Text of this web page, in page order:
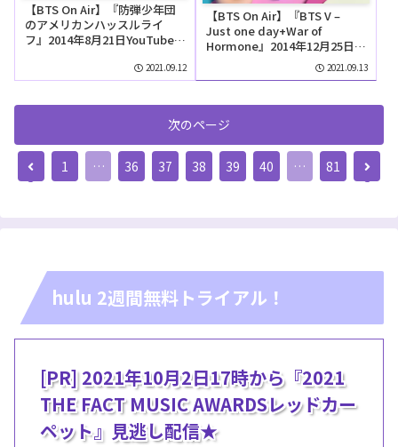
【BTS On Air】『防弾少年団
のアメリカンハッスルライ
フ』2014年8月21日YouTubeに
2021.09.12
【BTS On Air】『BTS V –
Just one day+War of
Hormone』2014年12月25日
YouTubeに公開された【動
画】
2021.09.13
次のページ
前
1 … 36 37 38 39 40 … 81
次
hulu 2週間無料トライアル！
[PR] 2021年10月2日17時から『2021
THE FACT MUSIC AWARDSレッドカー
ペット』見逃し配信★